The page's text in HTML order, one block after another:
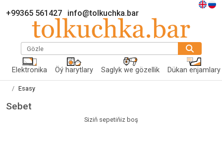
+99365 561427 info@tolkuchka.bar
Gözle
Elektronika Öý harytlary Saglyk we gözellik Dükan enjamlary
Esasy
Sebet
Siziň sepetiňiz boş